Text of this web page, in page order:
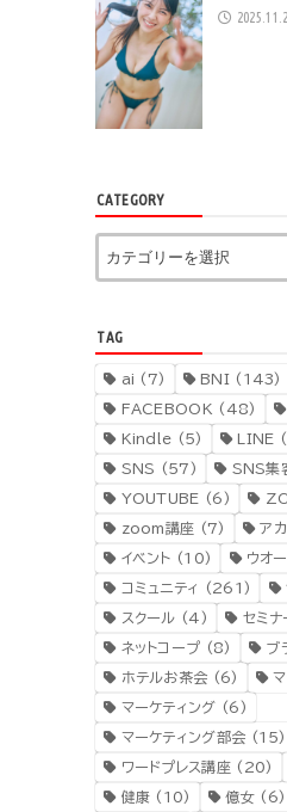
CATEGORY
TAG
ai (7) BNI(143)
FACEBOOK (48)
Kindle (5) LINE
SNS (57) SNS集
YOUTUBE (6)
zoom講座 (7) ア
イベント (10) ウオ
コミュニティ (261)
スクール (4) セミナ
ネットコープ (8) ブ
ホテルお茶会 (6)
マーケティング (6)
マーケティング部会 (15)
ワードプレス講座(20)
健康 (10) 億女(6)